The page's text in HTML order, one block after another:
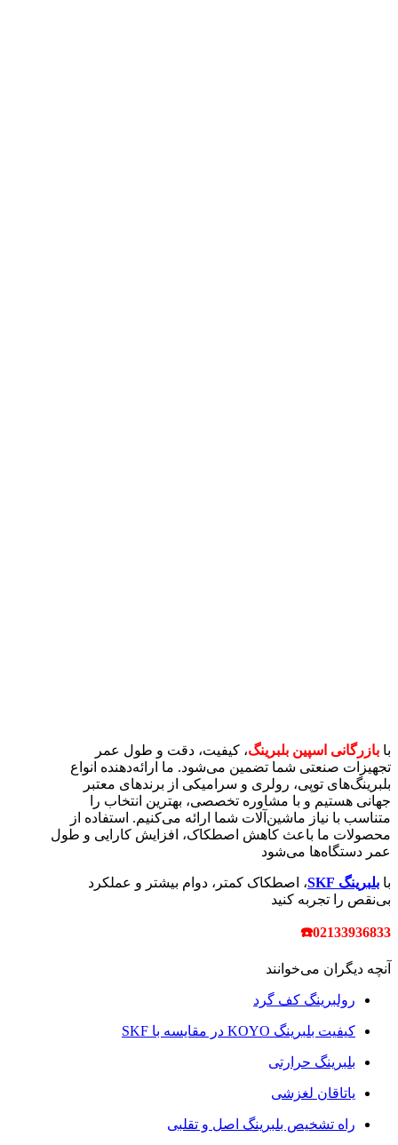
با بازرگانی اسپین بلبرینگ، کیفیت، دقت و طول عمر
تجهیزات صنعتی شما تضمین می‌شود. ما ارائه‌دهنده انواع
بلبرینگ‌های توپی، رولری و سرامیکی از برندهای معتبر
جهانی هستیم و با مشاوره تخصصی، بهترین انتخاب را
متناسب با نیاز ماشین‌آلات شما ارائه می‌کنیم. استفاده از
محصولات ما باعث کاهش اصطکاک، افزایش کارایی و طول
عمر دستگاه‌ها می‌شود
با بلبرینگ‌
، اصطکاک کمتر، دوام بیشتر و عملکرد
بی‌نقص را تجربه کنید
02133936833
☎
آنچه دیگران می‌خوانند
رولبرینگ کف گرد
کیفیت بلبرینگ KOYO در مقایسه با SKF
بلبرینگ حرارتی
یاتاقان لغزشی
راه تشخیص بلبرینگ اصل و تقلبی